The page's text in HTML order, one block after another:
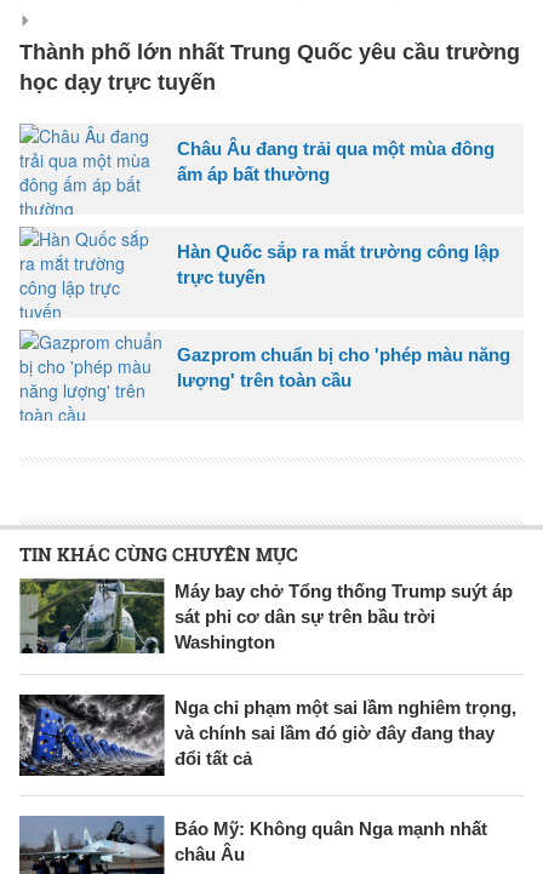
Thành phố lớn nhất Trung Quốc yêu cầu trường
học dạy trực tuyến
Châu Âu đang trải qua một mùa đông
ấm áp bất thường
Hàn Quốc sắp ra mắt trường công lập
trực tuyến
Gazprom chuẩn bị cho 'phép màu năng
lượng' trên toàn cầu
TIN KHÁC CÙNG CHUYÊN MỤC
Máy bay chở Tổng thống Trump suýt áp
sát phi cơ dân sự trên bầu trời
Washington
Nga chỉ phạm một sai lầm nghiêm trọng,
và chính sai lầm đó giờ đây đang thay
đổi tất cả
Báo Mỹ: Không quân Nga mạnh nhất
châu Âu